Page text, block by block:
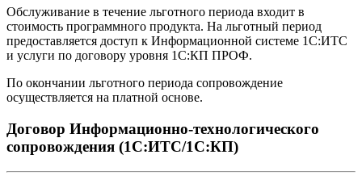
Обслуживание в течение льготного периода входит в
стоимость программного продукта. На льготный период
предоставляется доступ к Информационной системе 1С:ИТС
и услуги по договору уровня 1С:КП ПРОФ.
По окончании льготного периода сопровождение
осуществляется на платной основе.
Договор Информационно-технологического
сопровождения (1С:ИТС/1С:КП)